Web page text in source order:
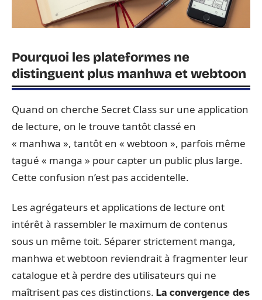
Pourquoi les plateformes ne
distinguent plus manhwa et webtoon
Quand on cherche Secret Class sur une application
de lecture, on le trouve tantôt classé en
« manhwa », tantôt en « webtoon », parfois même
tagué « manga » pour capter un public plus large.
Cette confusion n’est pas accidentelle.
Les agrégateurs et applications de lecture ont
intérêt à rassembler le maximum de contenus
sous un même toit. Séparer strictement manga,
manhwa et webtoon reviendrait à fragmenter leur
catalogue et à perdre des utilisateurs qui ne
maîtrisent pas ces distinctions. La convergence des